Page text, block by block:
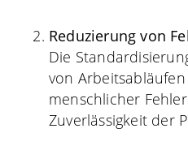
Reduzierung von
Die
von
menschlicher
Zuverlässigkeit der